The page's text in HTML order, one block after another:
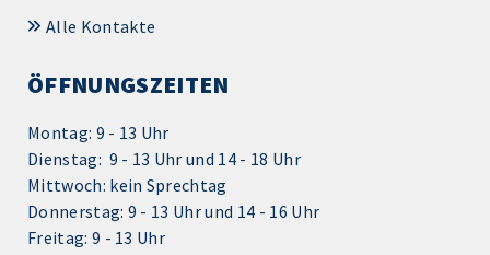
Alle Kontakte
ÖFFNUNGSZEITEN
Montag: 9 - 13 Uhr
Dienstag: 9 - 13 Uhr und 14 - 18 Uhr
Mittwoch: kein Sprechtag
Donnerstag: 9 - 13 Uhr und 14 - 16 Uhr
Freitag: 9 - 13 Uhr